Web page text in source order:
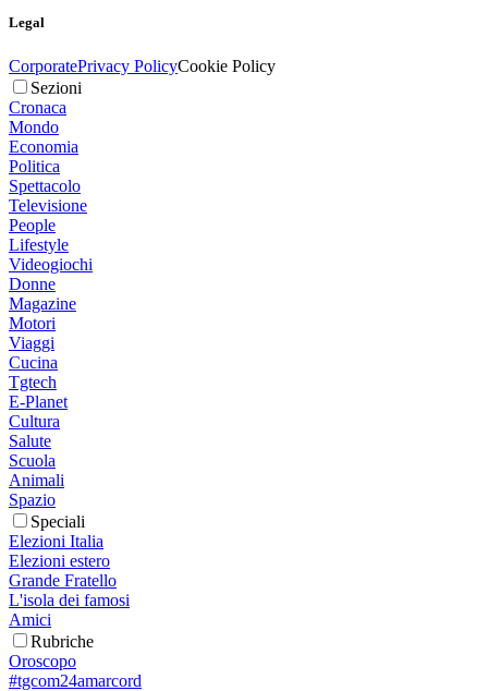
Legal
CorporatePrivacy PolicyCookie Policy
Sezioni
Cronaca
Mondo
Economia
Politica
Spettacolo
Televisione
People
Lifestyle
Videogiochi
Donne
Magazine
Motori
Viaggi
Cucina
Tgtech
E-Planet
Cultura
Salute
Scuola
Animali
Spazio
Speciali
Elezioni Italia
Elezioni estero
Grande Fratello
L'isola dei famosi
Amici
Rubriche
Oroscopo
#tgcom24amarcord